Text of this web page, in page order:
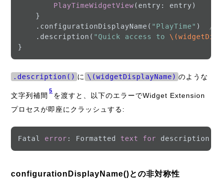
PlayTimeWidgetView(entry: entry)
    }
    .configurationDisplayName(
"PlayTime" )
//
    .description(
"Quick access to
.description() に \(widgetDisplayName) のような
文字列補間
5
を渡すと、以下のエラーでWidget Extension
プロセスが即座にクラッシュする:
Fatal error : Formatted text for description
configurationDisplayName()との非対称性